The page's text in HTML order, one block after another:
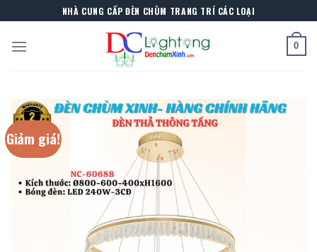
to
content
NHÀ CUNG CẤP ĐÈN CHÙM TRANG TRÍ CÁC LOẠI
0
Giảm giá!